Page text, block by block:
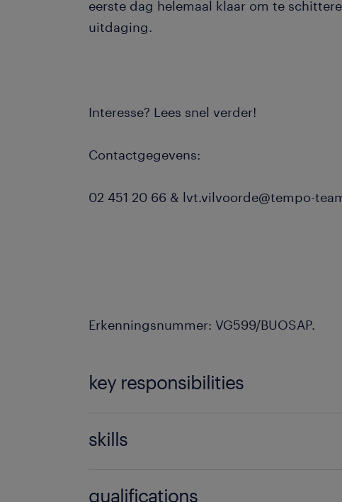
eerste dag helemaal klaar om te
uitdaging.
Interesse? Lees snel verder!
Contactgegevens:
02 451 20 66 & lvt.vilvoorde@tempo-
Erkenningsnummer: VG599/BUOSAP.
key responsibilities
taken en waakt over de naleving van
Je draagt als Shopmanager de
skills
qualifications